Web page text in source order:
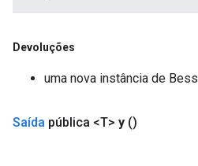
Devoluções
uma nova instância de
Saída pública <T> y ()